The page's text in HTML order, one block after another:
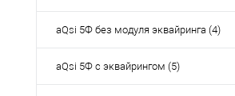
aQsi 5Ф без модуля эквайринга (4)
aQsi 5Ф с эквайрингом (5)